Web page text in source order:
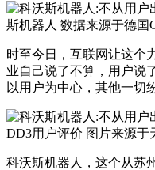
斯机器人 数据来源于德国
时至今日，互联网让这个
业自己说了不算，用户说
以用户为中心，其他一切
DD3用户评价 图片来源于
科沃斯机器人，这个从苏